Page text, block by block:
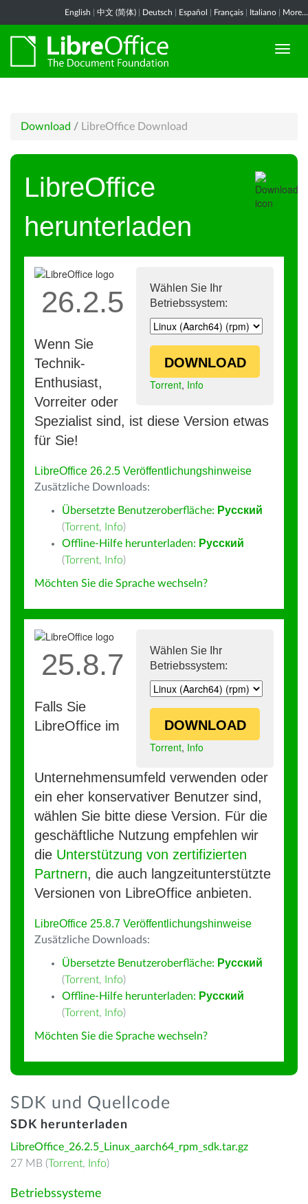
English 中文 (简体) Deutsch Español Français Italiano More...
Download / LibreOffice Download
LibreOffice
herunterladen
Wählen Sie Ihr
Betriebssystem:
DOWNLOAD
Torrent, Info
26.2.5
Wenn Sie
Technik-
Enthusiast,
Vorreiter oder
Spezialist sind, ist diese Version etwas
für Sie!
LibreOffice 26.2.5 Veröffentlichungshinweise
Zusätzliche Downloads:
Übersetzte Benutzeroberfläche: Русский
(Torrent, Info)
Offline-Hilfe herunterladen: Русский
(Torrent, Info)
Möchten Sie die Sprache wechseln?
Wählen Sie Ihr
Betriebssystem:
DOWNLOAD
Torrent, Info
25.8.7
Falls Sie
LibreOffice im
Unternehmensumfeld verwenden oder
ein eher konservativer Benutzer sind,
wählen Sie bitte diese Version. Für die
geschäftliche Nutzung empfehlen wir
die Unterstützung von zertifizierten
Partnern, die auch langzeitunterstützte
Versionen von LibreOffice anbieten.
LibreOffice 25.8.7 Veröffentlichungshinweise
Zusätzliche Downloads:
Übersetzte Benutzeroberfläche: Русский
(Torrent, Info)
Offline-Hilfe herunterladen: Русский
(Torrent, Info)
Möchten Sie die Sprache wechseln?
SDK und Quellcode
SDK herunterladen
LibreOffice_26.2.5_Linux_aarch64_rpm_sdk.tar.gz
27 MB (Torrent, Info)
Betriebssysteme